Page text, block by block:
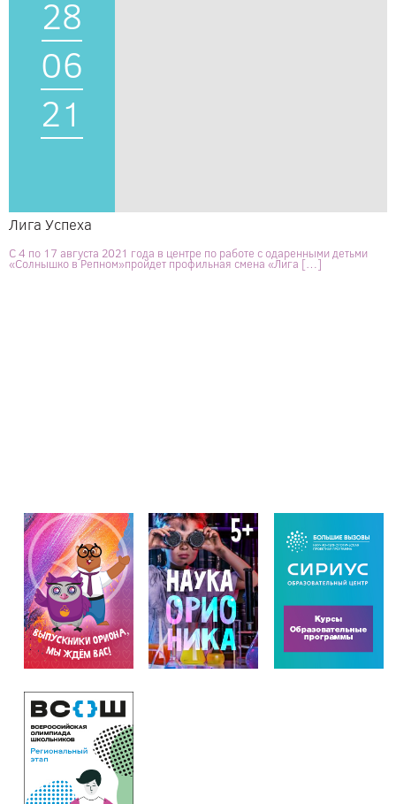
28
06
21
Лига Успеха
С 4 по 17 августа 2021 года в центре по работе с одаренными детьми
«Солнышко в Репном»пройдет профильная смена «Лига […]